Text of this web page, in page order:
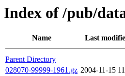
Index of /pub/
Name Last
Parent Directory
028070-99999-1961.gz 2004-11-15